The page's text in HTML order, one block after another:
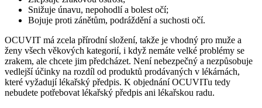
Snižuje únavu, nepohodlí a bolest očí;
Bojuje proti zánětům, podráždění a suchosti očí.
OCUVIT má zcela přírodní složení, takže je vhodný pro muže a
ženy všech věkových kategorií, i když nemáte velké problémy se
zrakem, ale chcete jim předcházet. Není nebezpečný a nezpůsobuje
vedlejší účinky na rozdíl od produktů prodávaných v lékárnách,
které vyžadují lékařský předpis. K objednání OCUVITu tedy
nebudete potřebovat lékařský předpis ani lékařskou radu.